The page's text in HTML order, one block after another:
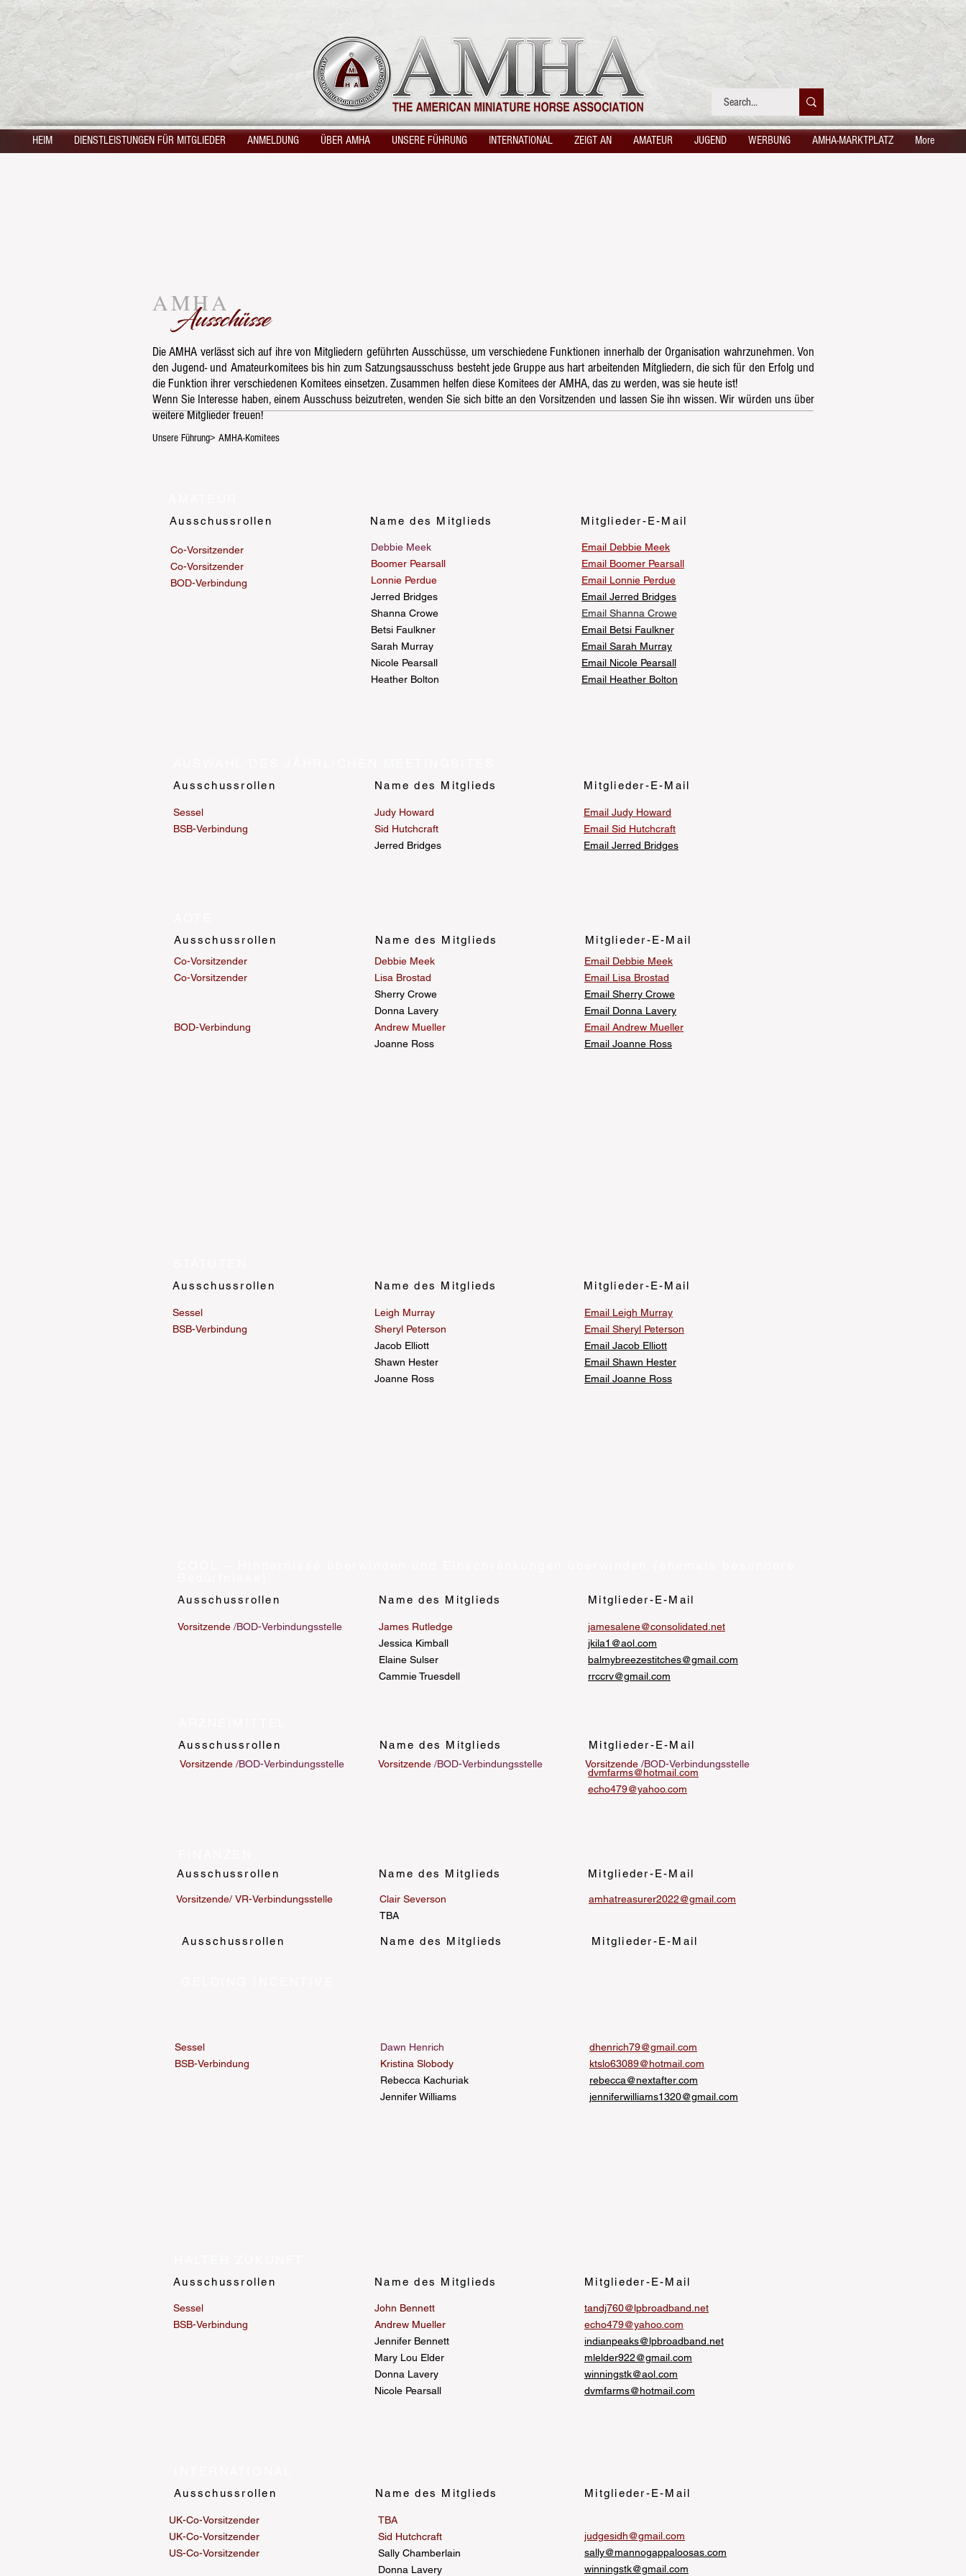
HEIM DIENSTLEISTUNGEN FÜR MITGLIEDER ANMELDUNG ÜBER AMHA UNSERE FÜHRUNG INTERNATIONAL ZEIGT AN AMATEUR JUGEND WERBUNG AMHA-MARKTPLATZ More
AMHA
Ausschüsse
Die AMHA verlässt sich auf ihre von Mitgliedern geführten Ausschüsse, um verschiedene Funktionen innerhalb der Organisation wahrzunehmen. Von
den Jugend- und Amateurkomitees bis hin zum Satzungsausschuss besteht jede Gruppe aus hart arbeitenden Mitgliedern, die sich für den Erfolg und
die Funktion ihrer verschiedenen Komitees einsetzen. Zusammen helfen diese Komitees der AMHA, das zu werden, was sie heute ist!
Wenn Sie Interesse haben, einem Ausschuss beizutreten, wenden Sie sich bitte an den Vorsitzenden und lassen Sie ihn wissen. Wir würden uns über
weitere Mitglieder freuen!
Ausschussrollen Name des Mitglieds Mitglieder-E-Mail
Co-Vorsitzender
Co-Vorsitzender
BOD-Verbindung
Debbie Meek
Boomer Pearsall
Lonnie Perdue
Jerred Bridges
Shanna Crowe
Betsi Faulkner
Sarah Murray
Nicole Pearsall
Heather Bolton
Email Debbie Meek
Email Boomer Pearsall
Email Lonnie Perdue
Email Jerred Bridges
Email Shanna Crowe
Email Betsi Faulkner
Email Sarah Murray
Email Nicole Pearsall
Email Heather Bolton
Ausschussrollen Name des Mitglieds Mitglieder-E-Mail
Sessel
BSB-Verbindung
Judy Howard
Sid Hutchcraft
Jerred Bridges
Email Judy Howard
Email Sid Hutchcraft
Email Jerred Bridges
Ausschussrollen Name des Mitglieds Mitglieder-E-Mail
Co-Vorsitzender
Co-Vorsitzender
BOD-Verbindung
Debbie Meek
Lisa Brostad
Sherry Crowe
Donna Lavery
Andrew Mueller
Joanne Ross
Email Debbie Meek
Email Lisa Brostad
Email Sherry Crowe
Email Donna Lavery
Email Andrew Mueller
Email Joanne Ross
Ausschussrollen Name des Mitglieds Mitglieder-E-Mail
Vorsitzende /BOD-Verbindungsstelle
James Rutledge
Jessica Kimball
Elaine Sulser
Cammie Truesdell
jamesalene@consolidated.net
jkila1@aol.com
balmybreezestitches@gmail.com
rrccrv@gmail.com
Ausschussrollen Name des Mitglieds Mitglieder-E-Mail
Vorsitzende /BOD-Verbindungsstelle Vorsitzende /BOD-Verbindungsstelle
dvmfarms@hotmail.com
echo479@yahoo.com
Vorsitzende /BOD-Verbindungsstelle
Ausschussrollen Name des Mitglieds Mitglieder-E-Mail
Vorsitzende/ VR-Verbindungsstelle
Clair Severson
TBA
amhatreasurer2022@gmail.com
Ausschussrollen Name des Mitglieds Mitglieder-E-Mail
Ausschussrollen Name des Mitglieds Mitglieder-E-Mail
Sessel
BSB-Verbindung
John Bennett
Andrew Mueller
Jennifer Bennett
Mary Lou Elder
Donna Lavery
Nicole Pearsall
tandj760@lpbroadband.net
echo479@yahoo.com
indianpeaks@lpbroadband.net
mlelder922@gmail.com
winningstk@aol.com
dvmfarms@hotmail.com
Ausschussrollen Name des Mitglieds Mitglieder-E-Mail
UK-Co-Vorsitzender
UK-Co-Vorsitzender
US-Co-Vorsitzender
TBA
Sid Hutchcraft
Sally Chamberlain
Donna Lavery
judgesidh@gmail.com
sally@mannogappaloosas.com
winningstk@gmail.com
Unsere Führung> AMHA-Komitees
Ausschussrollen Name des Mitglieds Mitglieder-E-Mail
Sessel
BSB-Verbindung
Leigh Murray
Sheryl Peterson
Jacob Elliott
Shawn Hester
Joanne Ross
Email Leigh Murray
Email Sheryl Peterson
Email Jacob Elliott
Email Shawn Hester
Email Joanne Ross
Sessel
BSB-Verbindung
Dawn Henrich
Kristina Slobody
Rebecca Kachuriak
Jennifer Williams
dhenrich79@gmail.com
ktslo63089@hotmail.com
rebecca@nextafter.com
jenniferwilliams1320@gmail.com